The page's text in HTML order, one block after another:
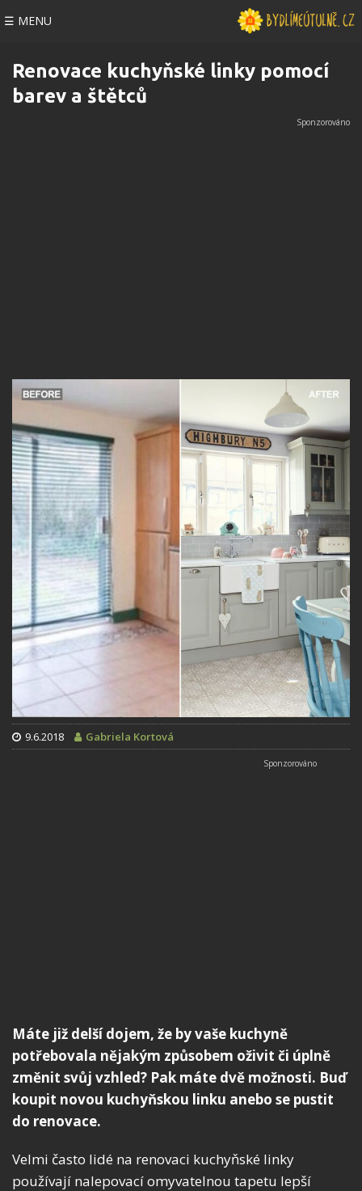
☰ MENU
Renovace kuchyňské linky pomocí
barev a štětců
9.6.2018 Gabriela Kortová
Máte již delší dojem, že by vaše kuchyně
potřebovala nějakým způsobem oživit či úplně
změnit svůj vzhled? Pak máte dvě možnosti. Buď
koupit novou kuchyňskou linku anebo se pustit
do renovace.
Velmi často lidé na renovaci kuchyňské linky
používají nalepovací omyvatelnou tapetu lepší